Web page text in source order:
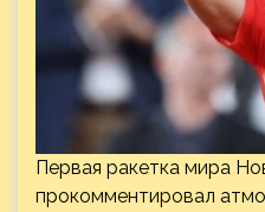
Первая ракетка мира
прокомментировал